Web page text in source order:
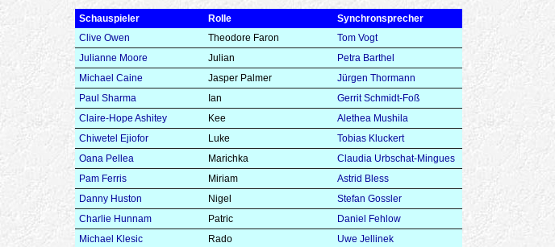
Schauspieler Rolle
Synchronsprecher
Clive Owen
Theodore Faron
Tom Vogt
Julianne Moore
Julian
Petra Barthel
Michael Caine
Jasper Palmer
Jürgen Thormann
Paul Sharma
Ian
Gerrit Schmidt-Foß
Claire-Hope Ashitey
Kee
Alethea Mushila
Chiwetel Ejiofor
Luke
Tobias Kluckert
Oana Pellea
Marichka
Claudia Urbschat-Mingues
Pam Ferris
Miriam
Astrid Bless
Danny Huston
Nigel
Stefan Gossler
Charlie Hunnam
Patric
Daniel Fehlow
Michael Klesic
Rado
Uwe Jellinek